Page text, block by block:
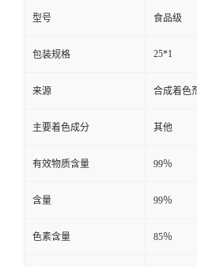
型号 食品级
包装规格 25*1
来源 合成着色
主要着色成分 其他
有效物质含量 99％
含量 99％
色素含量 85％